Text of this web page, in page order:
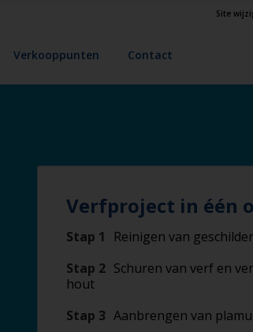
Site
Verkooppunten Contact
Verfproject in één
Stap 1
Reinigen van
Stap 2 Schuren van verf en
hout
Stap 3 Aanbrengen van